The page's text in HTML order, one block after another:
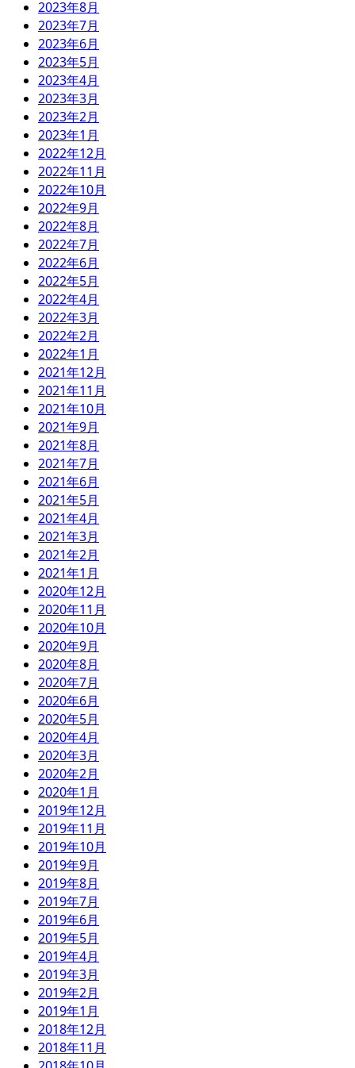
2023年8月
2023年7月
2023年6月
2023年5月
2023年4月
2023年3月
2023年2月
2023年1月
2022年12月
2022年11月
2022年10月
2022年9月
2022年8月
2022年7月
2022年6月
2022年5月
2022年4月
2022年3月
2022年2月
2022年1月
2021年12月
2021年11月
2021年10月
2021年9月
2021年8月
2021年7月
2021年6月
2021年5月
2021年4月
2021年3月
2021年2月
2021年1月
2020年12月
2020年11月
2020年10月
2020年9月
2020年8月
2020年7月
2020年6月
2020年5月
2020年4月
2020年3月
2020年2月
2020年1月
2019年12月
2019年11月
2019年10月
2019年9月
2019年8月
2019年7月
2019年6月
2019年5月
2019年4月
2019年3月
2019年2月
2019年1月
2018年12月
2018年11月